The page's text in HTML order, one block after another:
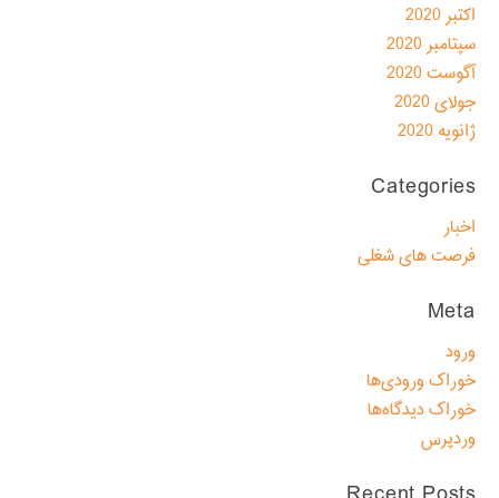
اکتبر 2020
سپتامبر 2020
آگوست 2020
جولای 2020
ژانویه 2020
Categories
اخبار
فرصت های شغلی
Meta
ورود
خوراک ورودی‌ها
خوراک دیدگاه‌ها
وردپرس